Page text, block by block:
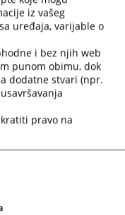
Kroz tu
u postupku?
dozvoljeno dolaziti
suda.
iz vašeg
uređaja, varijable o
i bez njih web
punom obimu, dok
dodatne stvari (npr.
pravo na